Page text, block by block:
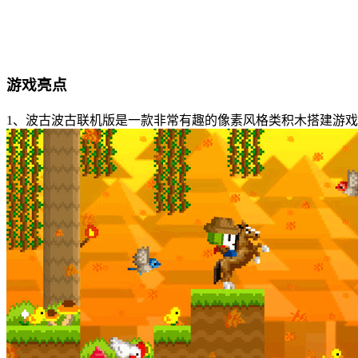
游戏亮点
1、波古波古联机版是一款非常有趣的像素风格类积木搭建游